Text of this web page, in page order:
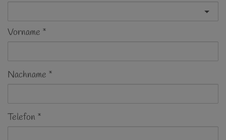
Vorname
Nachname
Telefon